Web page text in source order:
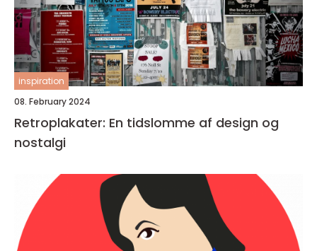
inspiration
08. February 2024
Retroplakater: En tidslomme af design og
nostalgi